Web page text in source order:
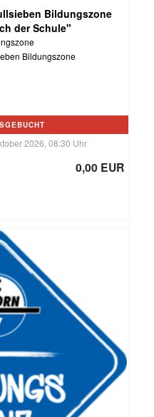
Bildungszone
der Schule"
Bildungszone
2026, 08:30 Uhr
0,00 EUR